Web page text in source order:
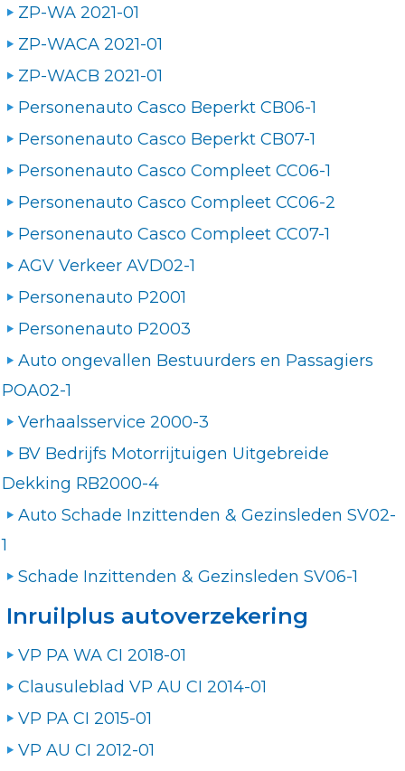
ZP-WA 2021-01
ZP-WACA 2021-01
ZP-WACB 2021-01
Personenauto Casco Beperkt CB06-1
Personenauto Casco Beperkt CB07-1
Personenauto Casco Compleet CC06-1
Personenauto Casco Compleet CC06-2
Personenauto Casco Compleet CC07-1
AGV Verkeer AVD02-1
Personenauto P2001
Personenauto P2003
Auto ongevallen Bestuurders en Passagiers
POA02-1
Verhaalsservice 2000-3
BV Bedrijfs Motorrijtuigen Uitgebreide
Dekking RB2000-4
Auto Schade Inzittenden & Gezinsleden SV02-
1
Schade Inzittenden & Gezinsleden SV06-1
Inruilplus autoverzekering
VP PA WA CI 2018-01
Clausuleblad VP AU CI 2014-01
VP PA CI 2015-01
VP AU CI 2012-01